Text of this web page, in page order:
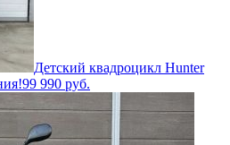
Детский квадроцикл Hunter
99 990 руб.